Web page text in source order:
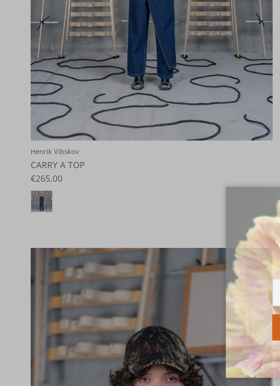
Henrik Vibskov
CARRY A TOP
€265,00